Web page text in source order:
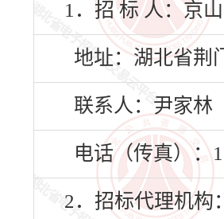
1．招 标 人：京
地址：湖北省荆
联系人：尹家林
电话（传真）：
2．招标代理机构